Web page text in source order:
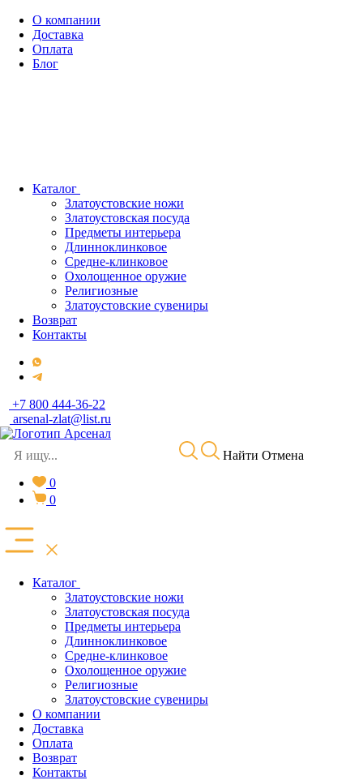
О компании
Доставка
Оплата
Блог
Каталог
Златоустовские ножи
Златоустовская посуда
Предметы интерьера
Длинноклинковое
Средне-клинковое
Охолощенное оружие
Религиозные
Златоустовские сувениры
Возврат
Контакты
+7 800 444-36-22
arsenal-zlat@list.ru
Найти Отмена
0
0
Каталог
Златоустовские ножи
Златоустовская посуда
Предметы интерьера
Длинноклинковое
Средне-клинковое
Охолощенное оружие
Религиозные
Златоустовские сувениры
О компании
Доставка
Оплата
Возврат
Контакты